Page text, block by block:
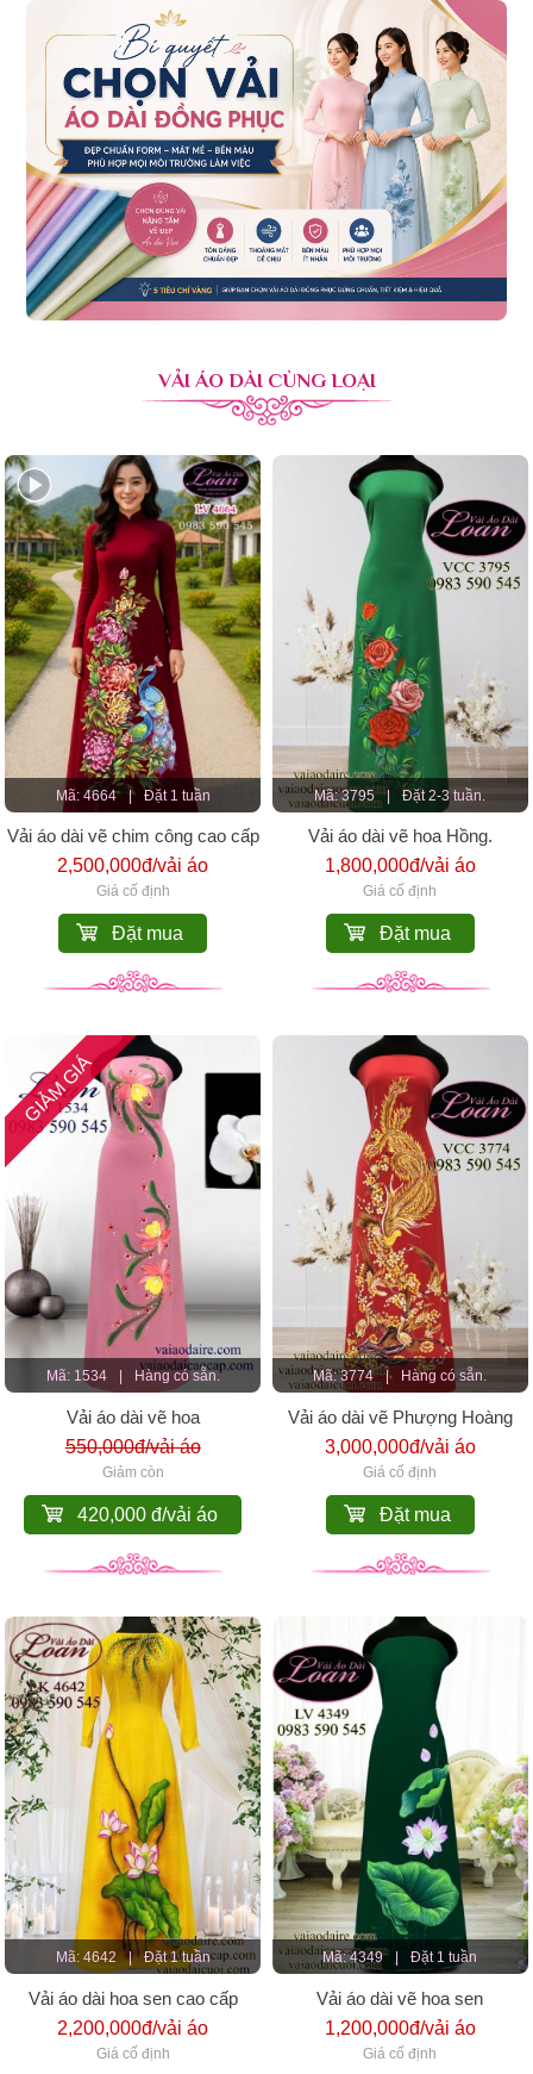
VẢI ÁO DÀI CÙNG LOẠI
Mã: 4664 | Đặt 1 tuần
Vải áo dài vẽ chim công cao cấp
2,500,000đ/vải áo
Giá cố định
Đặt mua
Mã: 3795 | Đặt 2-3 tuần.
Vải áo dài vẽ hoa Hồng.
1,800,000đ/vải áo
Giá cố định
Đặt mua
Mã: 1534 Hàng có sẵn.
GIẢM GIÁ
Vải áo dài vẽ hoa
550,000đ/vải áo
Giảm còn
420,000 đ/vải áo
Mã: 3774 | Hàng có sẵn.
Vải áo dài vẽ Phượng Hoàng
3,000,000đ/vải áo
Giá cố định
Đặt mua
Mã: 4642 | Đặt 1 tuần
Vải áo dài hoa sen cao cấp
2,200,000đ/vải áo
Giá cố định
Mã: 4349 Đặt 1 tuần
Vải áo dài vẽ hoa sen
1,200,000đ/vải áo
Giá cố định